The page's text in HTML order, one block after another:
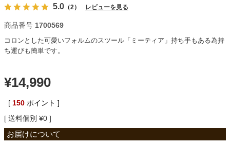
椅子・チェア
食器棚・キッチン収納
ベッド
収納家具
5.0 （2） レビューを見る
商品番号 1700569
コロンとした可愛いフォルムのスツール「ミーティア」持ち手もある為持
ち運びも簡単です。
¥14,990
[ 150 ポイント ]
送料個別 ¥0